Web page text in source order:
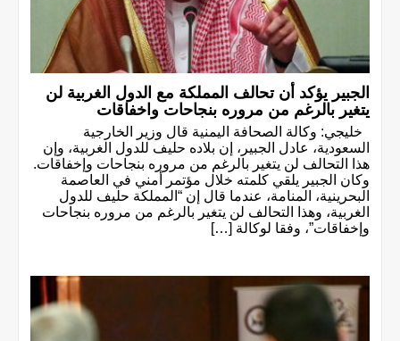
الجبير يؤكد أن تحالف المملكة مع الدول الغربية لن
يتغير بالرغم من مروره بنجاحات واخفاقات
خليجي: وكالة الصحافة اليمنية قال وزير الخارجية
السعودية، عادل الجبير، إن بلاده حليف للدول الغربية، وإن
هذا التحالف لن يتغير بالرغم من مروره بنجاحات وإخفاقات.
وكان الجبير يلقي كلمته خلال مؤتمر أمني في العاصمة
البحرينية، المنامة، عندما قال إن “المملكة حليف للدول
الغربية، وهذا التحالف لن يتغير بالرغم من مروره بنجاحات
وإخفاقات”، وفقا لوكالة […]